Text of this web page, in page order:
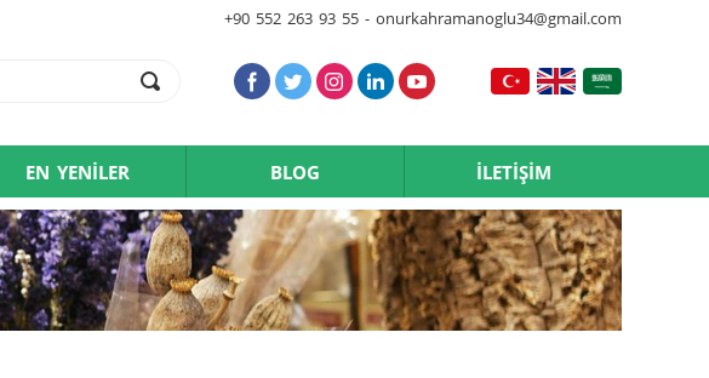
+90 552 263 93 55 - onurkahramanoglu34@gmail.com
EN YENİLER BLOG İLETİŞİM